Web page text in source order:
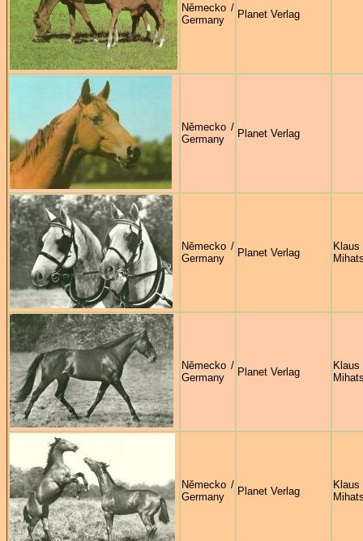
Německo /
Germany
Planet Verlag
Německo /
Germany
Planet Verlag
Německo /
Germany
Planet Verlag
Klaus
Německo /
Germany
Planet Verlag
Klaus
Německo /
Germany
Planet Verlag
Klaus